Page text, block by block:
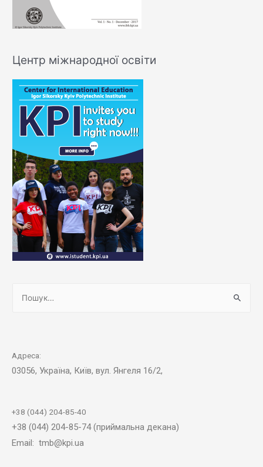
Центр міжнародної освіти
Адреса:
03056, Україна, Київ, вул. Янгеля 16/2,
+38 (044) 204-85-40
+38 (044) 204-85-74 (приймальна декана)
Email: tmb@kpi.ua